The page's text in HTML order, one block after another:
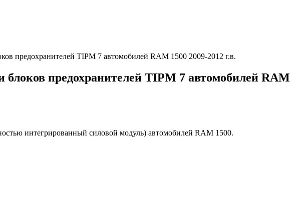
предохранителей TIPM 7 автомобилей RAM 1500 2009-2012 г.в.
предохранителей TIPM 7 автомобилей RAM
интегрированный силовой модуль) автомобилей RAM 1500.